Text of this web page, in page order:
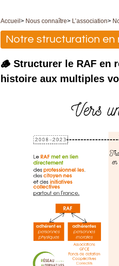
Accueil > Nous connaître> L’association>
Notre structuration en
🪵 Structurer le RAF en
histoire aux multiples